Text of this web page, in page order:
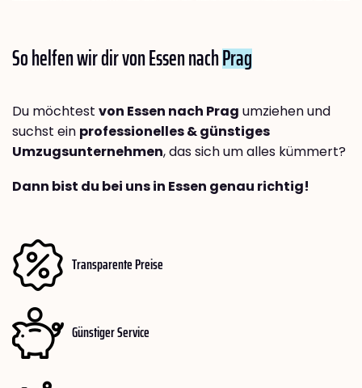
So helfen wir dir von Essen nachPrag
Du möchtest von Essen nach Prag umziehen und
suchst ein professionelles & günstiges
Umzugsunternehmen, das sich um alles kümmert?
Dann bist du bei uns in Essen genau richtig!
Transparente Preise
Günstiger Service